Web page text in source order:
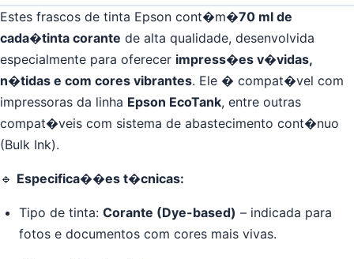
Estes frascos de tinta Epson cont�m�70 ml de
cada�tinta corante de alta qualidade, desenvolvida
especialmente para oferecer impress�es v�vidas,
n�tidas e com cores vibrantes. Ele � compat�vel com
impressoras da linha Epson EcoTank, entre outras
compat�veis com sistema de abastecimento cont�nuo
(Bulk Ink).
🔹 Especifica��es t�cnicas:
Tipo de tinta: Corante (Dye-based) – indicada para
fotos e documentos com cores mais vivas.